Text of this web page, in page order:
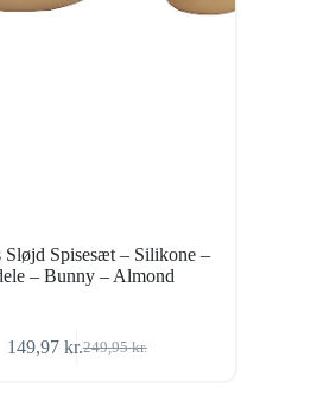
Sløjd Spisesæt – Silikone –
– Bunny – Almond
249,95kr.
Den
149,97 kr.Den